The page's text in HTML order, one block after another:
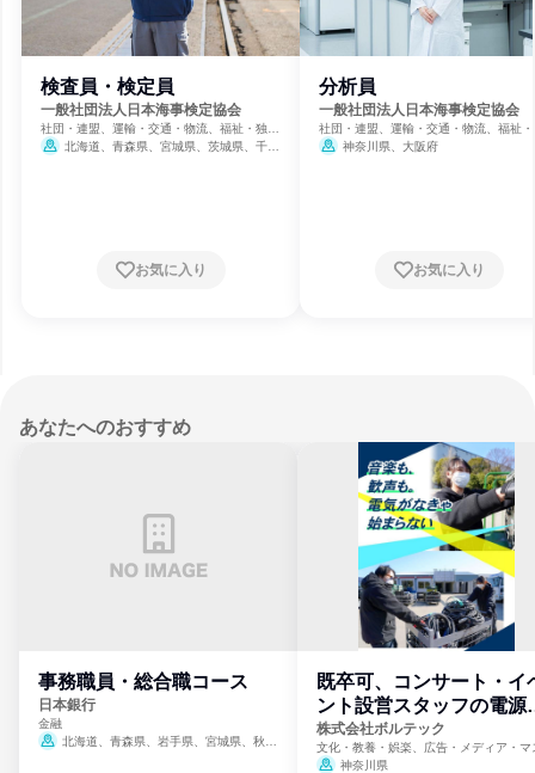
検査員・検定員
一般社団法人日本海事検定協会
社団・連盟、運輸・交通・物流、福祉・独立
行政法人・NGO・NPO
北海道、青森県、宮城県、茨城県、千葉
お気に入り
分析員
一般社団法人日本海事検定協会
社団・連盟、運輸・交通・物流、福祉
行政法人・NGO・NPO
神奈川県、大阪府
お気に入り
あなたへのおすすめ
事務職員・総合職コース
日本銀行
金融
北海道、青森県、岩手県、宮城県、秋田
既卒可、コンサート・イ
ント設営スタッフの電源
門
株式会社ボルテック
文化・教養・娯楽、広告・メディア・マ
ミ、電力・ガス・水道・エネルギー
神奈川県